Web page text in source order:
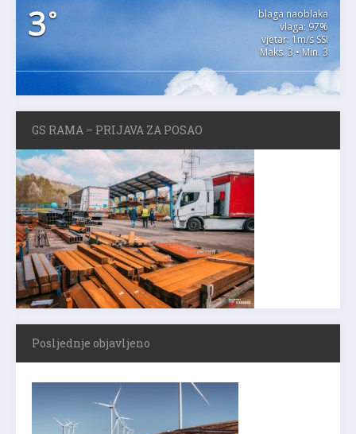
3°
blaga naoblaka
vlaga: 97%
vjetar: 1m/s SSI
Maks. 3 • Min. 3
GS RAMA – PRIJAVA ZA POSAO
Posljednje objavljeno